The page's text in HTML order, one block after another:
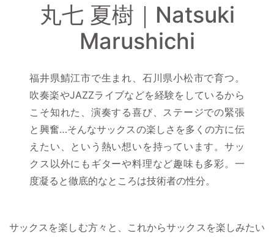
丸七 夏樹｜Natsuki
Marushichi
福井県鯖江市で生まれ、石川県小松市で育つ。
吹奏楽やJAZZライブなどを経験をしているから
こそ知れた、演奏する喜び、ステージでの緊張
と興奮…そんなサックスの楽しさを多くの方に伝
えたい、という熱い想いを持っています。サッ
クス以外にもギターや料理など趣味も多彩。一
度凝ると徹底的なところは技術者の性分。
サックスを楽しむ方々と、これからサックスを楽しみたい